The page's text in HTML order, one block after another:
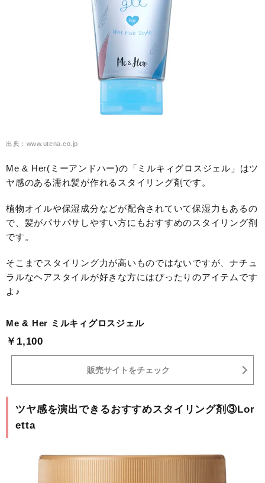
出典：www.utena.co.jp
Me & Her(ミーアンドハー)の「ミルキィグロスジェル」はツ
ヤ感のある濡れ髪が作れるスタイリング剤です。
植物オイルや保湿成分などが配合されていて保湿力もあるの
で、髪がパサパサしやすい方にもおすすめのスタイリング剤
です。
そこまでスタイリング力が高いものではないですが、ナチュ
ラルなヘアスタイルが好きな方にはぴったりのアイテムです
よ♪
Me & Her ミルキィグロスジェル
￥1,100
販売サイトをチェック
ツヤ感を演出できるおすすめスタイリング剤③Lor
etta